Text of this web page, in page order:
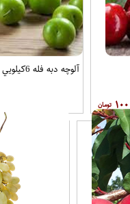
۱۰۰
آلوچه دبه فله 6کيلويي باما